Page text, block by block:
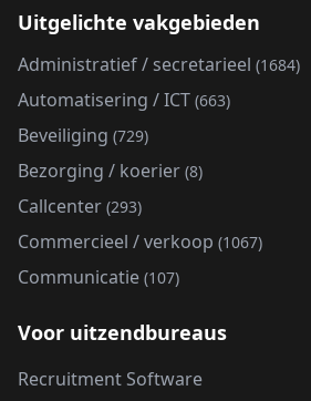
Uitgelichte vakgebieden
Administratief / secretarieel (1684)
Automatisering / ICT (663)
Beveiliging (729)
Bezorging / koerier (8)
Callcenter (293)
Commercieel / verkoop (1067)
Communicatie (107)
Voor uitzendbureaus
Recruitment Software